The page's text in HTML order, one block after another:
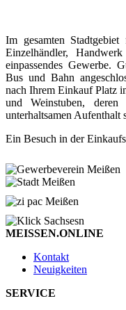
Im gesamten
Einzelhändler,
einpassendes Gewerbe.
Bus und Bahn
nach Ihrem Einkauf Platz
und Weinstuben,
unterhaltsamen Aufenthalt
Ein Besuch in der
MEISSEN.ONLINE
Kontakt
Neuigkeiten
SERVICE